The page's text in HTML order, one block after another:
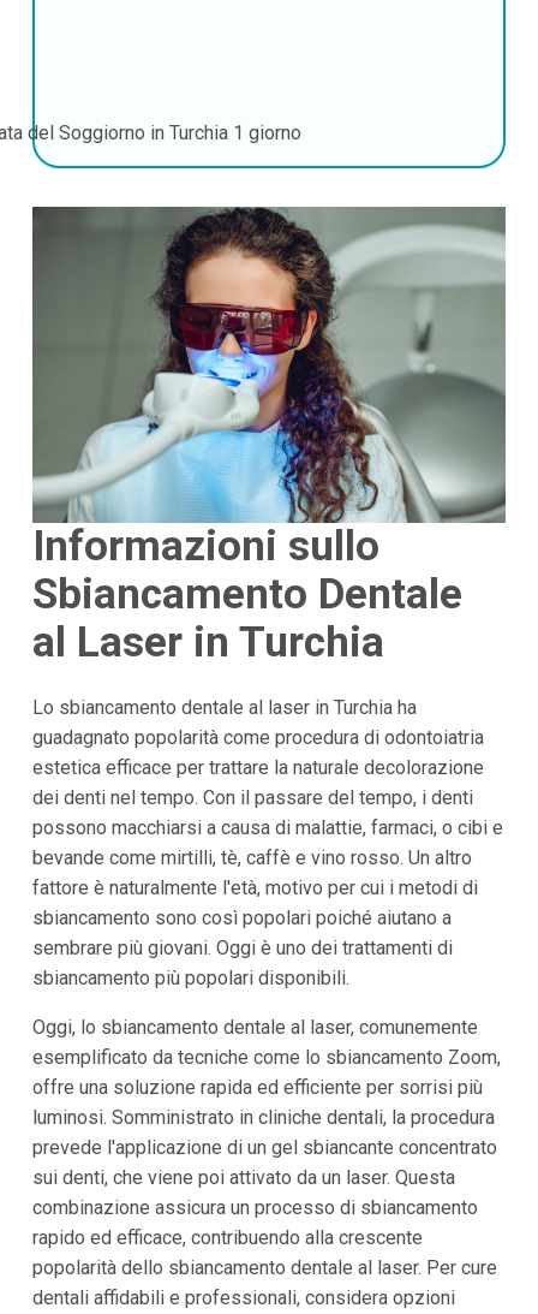
del Soggiorno in Turchia 1 giorno
Informazioni sullo
Sbiancamento Dentale
al Laser in Turchia
Lo sbiancamento dentale al laser in Turchia ha
guadagnato popolarità come procedura di odontoiatria
estetica efficace per trattare la naturale decolorazione
dei denti nel tempo. Con il passare del tempo, i denti
possono macchiarsi a causa di malattie, farmaci, o cibi e
bevande come mirtilli, tè, caffè e vino rosso. Un altro
fattore è naturalmente l'età, motivo per cui i metodi di
sbiancamento sono così popolari poiché aiutano a
sembrare più giovani. Oggi è uno dei trattamenti di
sbiancamento più popolari disponibili.
Oggi, lo sbiancamento dentale al laser, comunemente
esemplificato da tecniche come lo sbiancamento Zoom,
offre una soluzione rapida ed efficiente per sorrisi più
luminosi. Somministrato in cliniche dentali, la procedura
prevede l'applicazione di un gel sbiancante concentrato
sui denti, che viene poi attivato da un laser. Questa
combinazione assicura un processo di sbiancamento
rapido ed efficace, contribuendo alla crescente
popolarità dello sbiancamento dentale al laser. Per cure
dentali affidabili e professionali, considera opzioni